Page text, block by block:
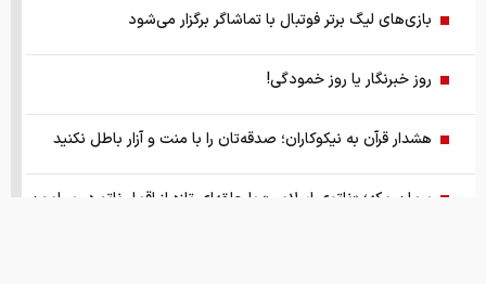
بازی‌های لیگ برتر فوتبال با تماشاگر برگزار می‌شود
روز خبرنگار یا روز خمودگی!
هشدار قرآن به نیکوکاران؛ صدقه‌تان را با منت و آزار باطل نکنید
پیمان مکه؛ «ناتوی اسلامی» یا حلقه‌ای تازه از اقمار ناتو در پیرامون